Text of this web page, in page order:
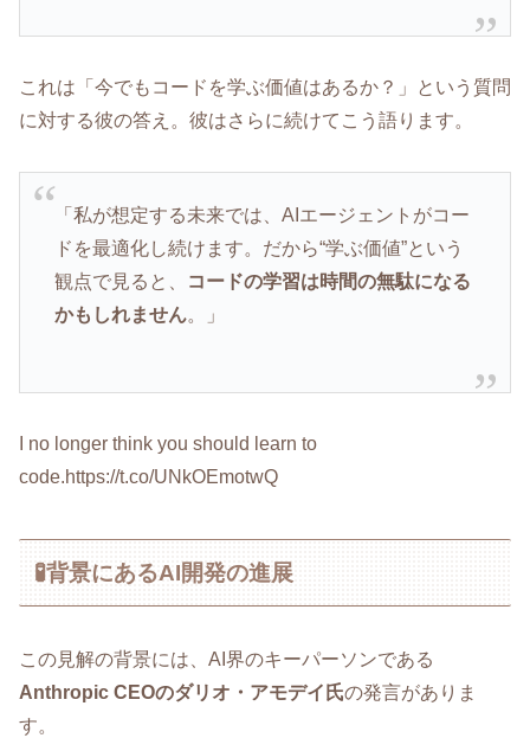
これは「今でもコードを学ぶ価値はあるか？」という質問
に対する彼の答え。彼はさらに続けてこう語ります。
「私が想定する未来では、AIエージェントがコー
ドを最適化し続けます。だから“学ぶ価値”という
観点で見ると、
コードの学習は時間の無駄になる
かもしれません。」
I no longer think you should learn to
code.https://t.co/UNkOEmotwQ
🧪背景にあるAI開発の進展
この見解の背景には、AI界のキーパーソンである
Anthropic CEOのダリオ・アモデイ氏の発言がありま
す。